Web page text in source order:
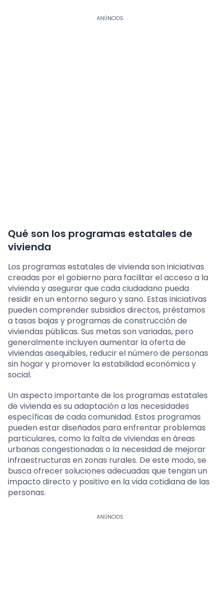
ANÚNCIOS
Qué son los programas estatales de
vivienda
Los programas estatales de vivienda son iniciativas
creadas por el gobierno para facilitar el acceso a la
vivienda y asegurar que cada ciudadano pueda
residir en un entorno seguro y sano. Estas iniciativas
pueden comprender subsidios directos, préstamos
a tasas bajas y programas de construcción de
viviendas públicas. Sus metas son variadas, pero
generalmente incluyen aumentar la oferta de
viviendas asequibles, reducir el número de personas
sin hogar y promover la estabilidad económica y
social.
Un aspecto importante de los programas estatales
de vivienda es su adaptación a las necesidades
específicas de cada comunidad. Estos programas
pueden estar diseñados para enfrentar problemas
particulares, como la falta de viviendas en áreas
urbanas congestionadas o la necesidad de mejorar
infraestructuras en zonas rurales. De este modo, se
busca ofrecer soluciones adecuadas que tengan un
impacto directo y positivo en la vida cotidiana de las
personas.
ANÚNCIOS